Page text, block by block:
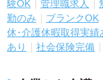
験OK
管理職求人
勤のみ
ブランクOK
休･介護休暇取得実績
あり
社会保険完備